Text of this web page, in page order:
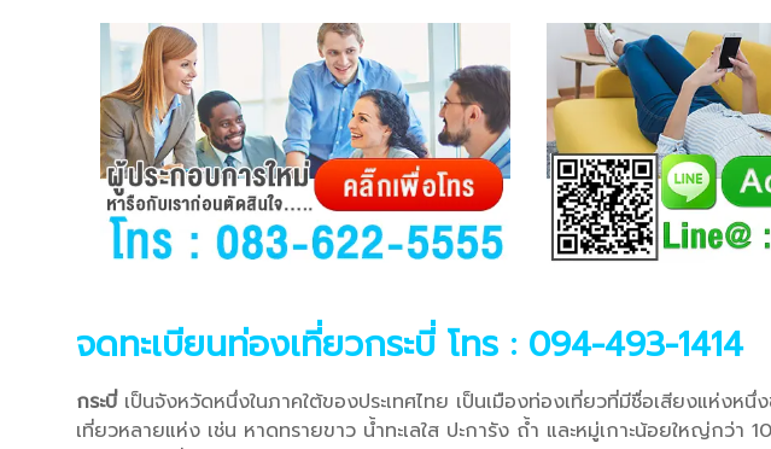
จดทะเบียนท่องเที่ยวกระบี่ โทร : 094-493-1414
กระบี่เป็นจังหวัดหนึ่งในภาคใต้ของประเทศไทย เป็นเมืองท่องเที่ยวที่มีชื่อเสียงแห่งห
เที่ยวหลายแห่ง เช่น หาดทรายขาว น้ำทะเลใส ปะการัง ถ้ำ และหมู่เกาะน้อยใหญ่กว่า